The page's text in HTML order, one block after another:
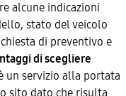
alcune indicazioni
stato del veicolo
di preventivo e
di scegliere
un servizio alla portata
sito dato che risulta